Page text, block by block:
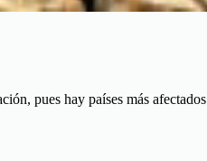
pues hay países más afectados